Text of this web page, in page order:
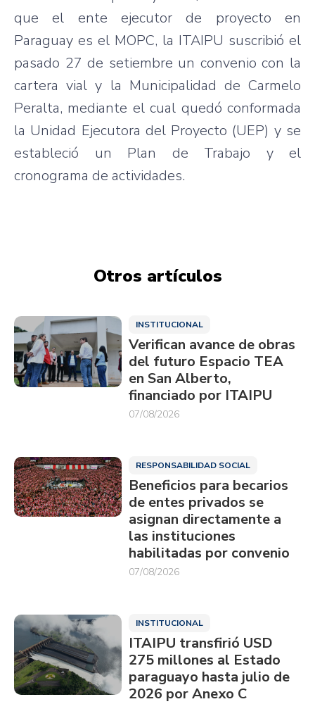
que el ente ejecutor de proyecto en
Paraguay es el MOPC, la ITAIPU suscribió el
pasado 27 de setiembre un convenio con la
cartera vial y la Municipalidad de Carmelo
Peralta, mediante el cual quedó conformada
la Unidad Ejecutora del Proyecto (UEP) y se
estableció un Plan de Trabajo y el
cronograma de actividades.
Otros artículos
INSTITUCIONAL
Verifican avance de obras
del futuro Espacio TEA
en San Alberto,
financiado por ITAIPU
07/08/2026
RESPONSABILIDAD SOCIAL
Beneficios para becarios
de entes privados se
asignan directamente a
las instituciones
habilitadas por convenio
07/08/2026
INSTITUCIONAL
ITAIPU transfirió USD
275 millones al Estado
paraguayo hasta julio de
2026 por Anexo C